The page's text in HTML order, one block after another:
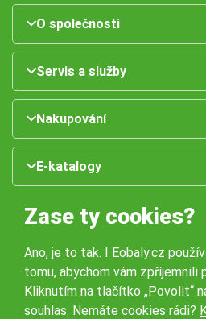
O společnosti
Servis a služby
Nakupování
E-katalogy
Naše pobočky:
Zase ty cookies?
Ano, je to tak. I Eobaly.cz
tomu, abychom vám zpříjemnili
Kliknutím na tlačítko „Povolit“
souhlas. Nemáte cookies rádi?